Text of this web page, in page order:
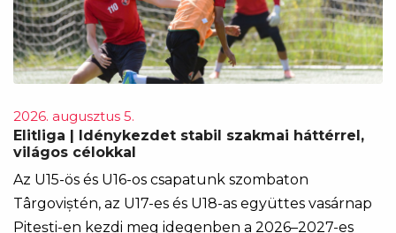
2026. augusztus 5.
Elitliga | Idénykezdet stabil szakmai háttérrel,
világos célokkal
Az U15-ös és U16-os csapatunk szombaton
Târgoviștén, az U17-es és U18-as együttes vasárnap
Pitești-en kezdi meg idegenben a 2026–2027-es